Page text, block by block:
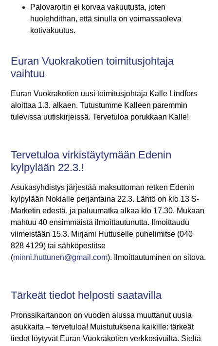
Palovaroitin ei korvaa vakuutusta, joten
huolehdithan, että sinulla on voimassaoleva
kotivakuutus.
Euran Vuokrakotien toimitusjohtaja
vaihtuu
Euran Vuokrakotien uusi toimitusjohtaja Kalle Lindfors
aloittaa 1.3. alkaen. Tutustumme Kalleen paremmin
tulevissa uutiskirjeissä. Tervetuloa porukkaan Kalle!
Tervetuloa virkistäytymään Edenin
kylpylään 22.3.!
Asukasyhdistys järjestää maksuttoman retken Edenin
kylpylään Nokialle perjantaina 22.3. Lähtö on klo 13 S-
Marketin edestä, ja paluumatka alkaa klo 17.30. Mukaan
mahtuu 40 ensimmäistä ilmoittautunutta. Ilmoittaudu
viimeistään 15.3. Mirjami Huttuselle puhelimitse (040
828 4129) tai sähköpostitse
(minni.huttunen@gmail.com). Ilmoittautuminen on sitova.
Tärkeät tiedot helposti saatavilla
Pronssikartanoon on vuoden alussa muuttanut uusia
asukkaita – tervetuloa! Muistutuksena kaikille: tärkeät
tiedot löytyvät Euran Vuokrakotien verkkosivuilta. Sieltä